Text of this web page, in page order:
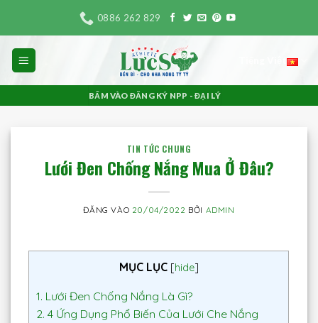
nội
dung
0886 262 829
BẤM VÀO ĐĂNG KÝ NPP - ĐẠI LÝ
TIN TỨC CHUNG
Lưới Đen Chống Nắng Mua Ở Đâu?
ĐĂNG VÀO 20/04/2022 BỞI ADMIN
MỤC LỤC [hide]
1. Lưới Đen Chống Nắng Là Gì?
2. 4 Ứng Dụng Phổ Biến Của Lưới Che Nắng